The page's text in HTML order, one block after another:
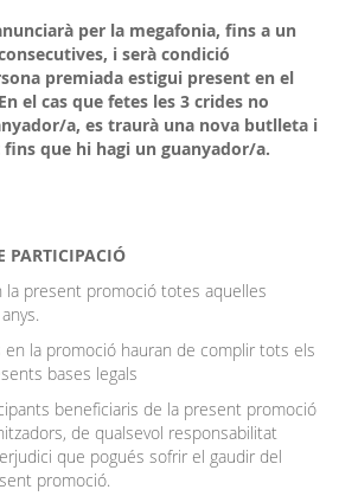
per la megafonia, fins a un
i serà condició
premiada estigui present en el
el cas que fetes les 3 crides no
a, es traurà una nova butlleta i
que hi hagi un guanyador/a.
PARTICIPACIÓ
la present promoció totes aquelles
la promoció hauran de complir tots els
bases legals
beneficiaris de la present promoció
de qualsevol responsabilitat
que pogués sofrir el gaudir del
promoció.